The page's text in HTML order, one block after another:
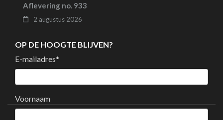
Aflevering no. 933
2 augustus 2026
OP DE HOOGTE BLIJVEN?
E-mailadres*
Voornaam